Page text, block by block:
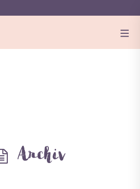
Archiv